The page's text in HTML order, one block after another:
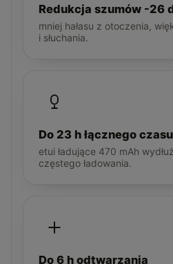
Redukcja szumów -26
mniej hałasu z otoczenia,
i słuchania.
Do 23 h łącznego
etui ładujące 470 mAh
częstego ładowania.
Do 6 h odtwarzania